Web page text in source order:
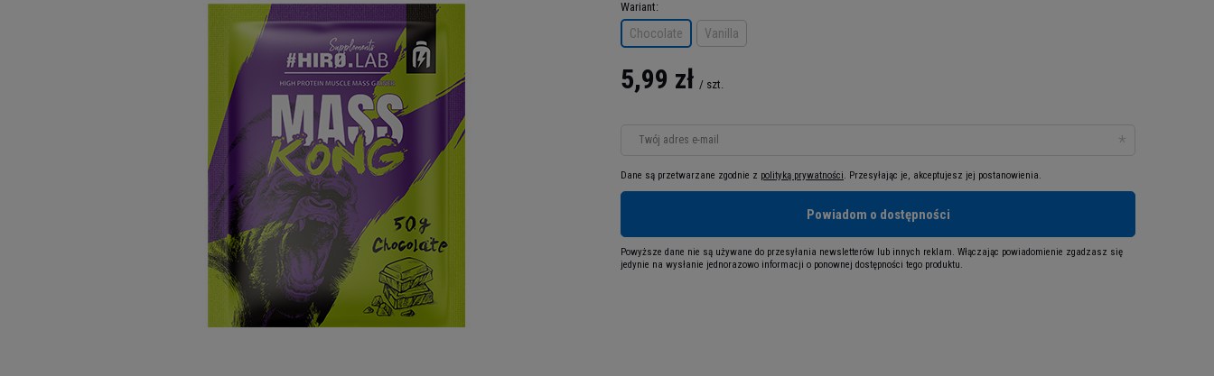
Wariant
Chocolate Vanilla
5,99 zł / szt.
Twój adres e-mail
Dane są przetwarzane zgodnie z polityką prywatności. Przesyłając je, akceptujesz jej postanowienia.
Powiadom o dostępności
Powyższe dane nie są używane do przesyłania newsletterów lub innych reklam. Włączając powiadomienie zgadzasz się
jedynie na wysłanie jednorazowo informacji o ponownej dostępności tego produktu.